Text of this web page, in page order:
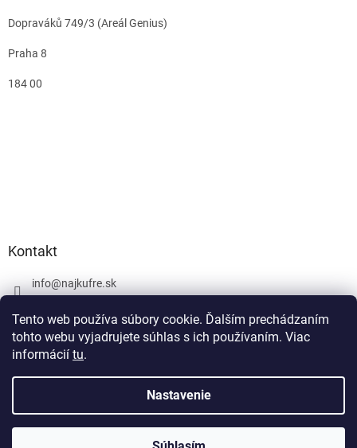
Tento web používa súbory cookie. Ďalším prechádzaním
tohto webu vyjadrujete súhlas s ich používaním. Viac
informácií tu.
Nastavenie
Dopraváků 749/3 (Areál Genius)
Praha 8
184 00
Kontakt
info@najkufre.sk
Facebook
Vytvoril Shoptet